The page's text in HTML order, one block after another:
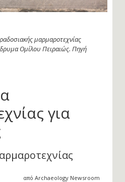
μαρμαροτεχνίας
Ομίλου Πειραιώς. Πηγή
για
από Archaeology Newsroom